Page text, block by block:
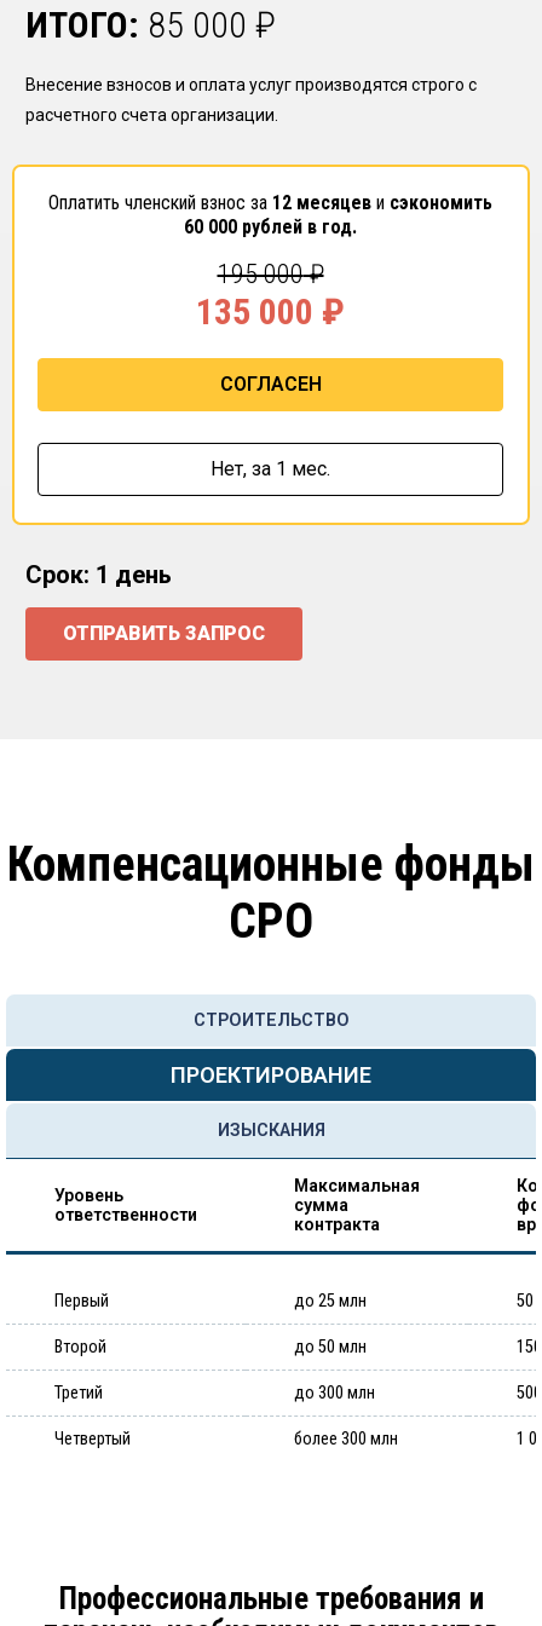
ИТОГО: 85 000 ₽
Внесение взносов и оплата услуг производятся строго с
расчетного счета организации.
Оплатить членский взнос за 12 месяцев и сэкономить
60 000 рублей в год.
195 000₽
135 000 ₽
СОГЛАСЕН
Нет, за 1 мес.
Срок: 1 день
ОТПРАВИТЬ ЗАПРОС
Компенсационные фонды
СРО
СТРОИТЕЛЬСТВО
ПРОЕКТИРОВАНИЕ
ИЗЫСКАНИЯ
Уровень
ответственности
Максимальная
сумма
контракта
Первый до 25 млн 50
Второй до 50 млн
Третий до 300 млн
Четвертый более 300 млн 1
Профессиональные требования и